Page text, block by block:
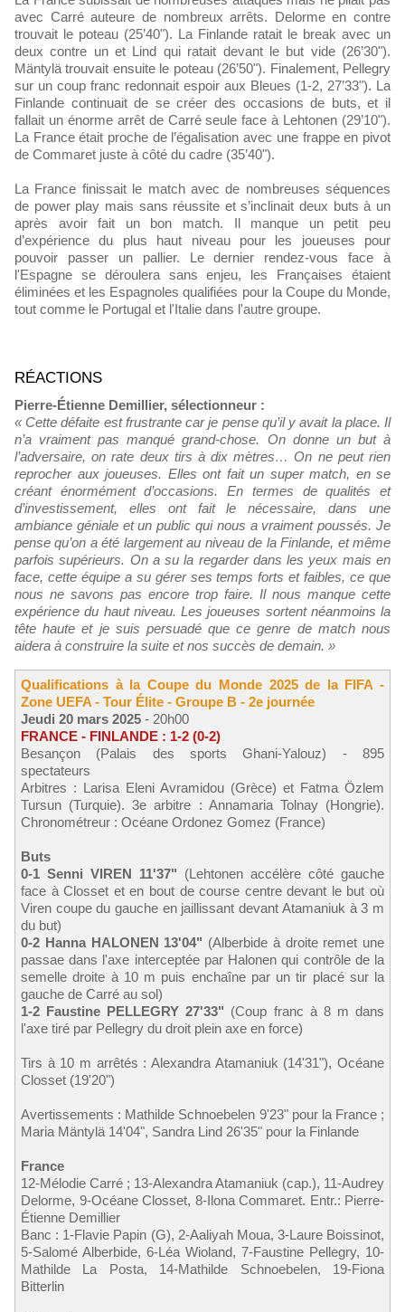
avec Carré auteure de nombreux arrêts. Delorme en contre
trouvait le poteau (25’40"). La Finlande ratait le break avec un
deux contre un et Lind qui ratait devant le but vide (26’30").
Mäntylä trouvait ensuite le poteau (26’50"). Finalement, Pellegry
sur un coup franc redonnait espoir aux Bleues (1-2, 27’33"). La
Finlande continuait de se créer des occasions de buts, et il
fallait un énorme arrêt de Carré seule face à Lehtonen (29’10").
La France était proche de l’égalisation avec une frappe en pivot
de Commaret juste à côté du cadre (35’40").
La France finissait le match avec de nombreuses séquences
de power play mais sans réussite et s’inclinait deux buts à un
après avoir fait un bon match. Il manque un petit peu
d’expérience du plus haut niveau pour les joueuses pour
pouvoir passer un pallier. Le dernier rendez-vous face à
l'Espagne se déroulera sans enjeu, les Françaises étaient
éliminées et les Espagnoles qualifiées pour la Coupe du Monde,
tout comme le Portugal et l'Italie dans l'autre groupe.
RÉACTIONS
Pierre-Étienne Demillier, sélectionneur :
« Cette défaite est frustrante car je pense qu’il y avait la place. Il
n’a vraiment pas manqué grand-chose. On donne un but à
l’adversaire, on rate deux tirs à dix mètres… On ne peut rien
reprocher aux joueuses. Elles ont fait un super match, en se
créant énormément d’occasions. En termes de qualités et
d’investissement, elles ont fait le nécessaire, dans une
ambiance géniale et un public qui nous a vraiment poussés. Je
pense qu’on a été largement au niveau de la Finlande, et même
parfois supérieurs. On a su la regarder dans les yeux mais en
face, cette équipe a su gérer ses temps forts et faibles, ce que
nous ne savons pas encore trop faire. Il nous manque cette
expérience du haut niveau. Les joueuses sortent néanmoins la
tête haute et je suis persuadé que ce genre de match nous
aidera à construire la suite et nos succès de demain. »
Qualifications à la Coupe du Monde 2025 de la FIFA -
Zone UEFA - Tour Élite - Groupe B - 2e journée
Jeudi 20 mars 2025 - 20h00
FRANCE - FINLANDE : 1-2 (0-2)
Besançon (Palais des sports Ghani-Yalouz) - 895
spectateurs
Arbitres : Larisa Eleni Avramidou (Grèce) et Fatma Özlem
Tursun (Turquie). 3e arbitre : Annamaria Tolnay (Hongrie).
Chronométreur : Océane Ordonez Gomez (France)
Buts
0-1 Senni VIREN 11'37" (Lehtonen accélère côté gauche
face à Closset et en bout de course centre devant le but où
Viren coupe du gauche en jaillissant devant Atamaniuk à 3 m
du but)
0-2 Hanna HALONEN 13'04" (Alberbide à droite remet une
passae dans l'axe interceptée par Halonen qui contrôle de la
semelle droite à 10 m puis enchaîne par un tir placé sur la
gauche de Carré au sol)
1-2 Faustine PELLEGRY 27'33" (Coup franc à 8 m dans
l'axe tiré par Pellegry du droit plein axe en force)
Tirs à 10 m arrêtés : Alexandra Atamaniuk (14'31"), Océane
Closset (19'20")
Avertissements : Mathilde Schnoebelen 9'23" pour la France ;
Maria Mäntylä 14'04", Sandra Lind 26'35" pour la Finlande
France
12-Mélodie Carré ; 13-Alexandra Atamaniuk (cap.), 11-Audrey
Delorme, 9-Océane Closset, 8-Ilona Commaret. Entr.: Pierre-
Étienne Demillier
Banc : 1-Flavie Papin (G), 2-Aaliyah Moua, 3-Laure Boissinot,
5-Salomé Alberbide, 6-Léa Wioland, 7-Faustine Pellegry, 10-
Mathilde La Posta, 14-Mathilde Schnoebelen, 19-Fiona
Bitterlin